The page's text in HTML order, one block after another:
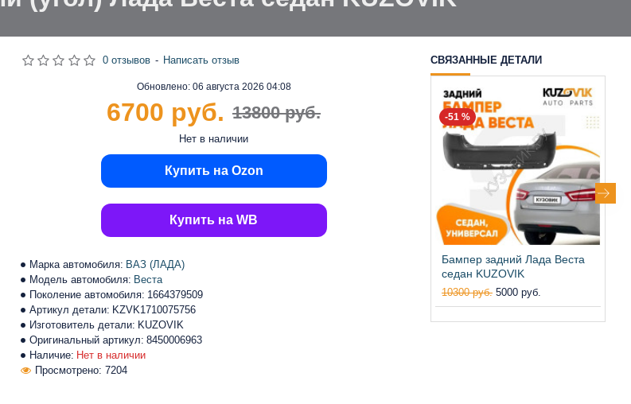
Наличие: Нет в наличии
Марка автомобиля: ВАЗ (ЛАДА)
Модель автомобиля: Веста
Поколение автомобиля: 1664379509
Артикул детали: KZVK1710075756
Изготовитель детали: KUZOVIK
Оригинальный артикул: 8450006963
Просмотрено: 7204
Обновлено: 06 августа 2026 04:08
Нет в наличии
0 отзывов - Написать отзыв
13800 руб.
6700 руб.
Купить на Ozon
Купить на WB
СВЯЗАННЫЕ ДЕТАЛИ
-51 %
Бампер задний Лада Веста
седан KUZOVIK
10300 руб. 5000 руб.